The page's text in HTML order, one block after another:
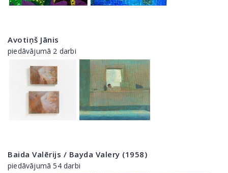
Avotiņš Jānis
piedāvājumā 2 darbi
Baida Valērijs / Bayda Valery (1958)
piedāvājumā 54 darbi